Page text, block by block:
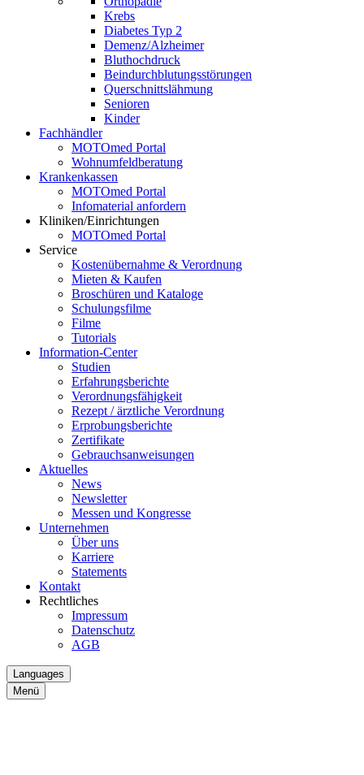
Krebs
Diabetes Typ 2
Demenz/Alzheimer
Bluthochdruck
Beindurchblutungsstörungen
Querschnittslähmung
Senioren
Kinder
Fachhändler
MOTOmed Portal
Wohnumfeldberatung
Krankenkassen
MOTOmed Portal
Infomaterial anfordern
Kliniken/Einrichtungen
MOTOmed Portal
Service
Kostenübernahme & Verordnung
Mieten & Kaufen
Broschüren und Kataloge
Schulungsfilme
Filme
Tutorials
Information-Center
Studien
Erfahrungsberichte
Verordnungsfähigkeit
Rezept / ärztliche Verordnung
Erprobungsberichte
Zertifikate
Gebrauchsanweisungen
Aktuelles
News
Newsletter
Messen und Kongresse
Unternehmen
Über uns
Karriere
Statements
Kontakt
Rechtliches
Impressum
Datenschutz
AGB
Languages
Menü